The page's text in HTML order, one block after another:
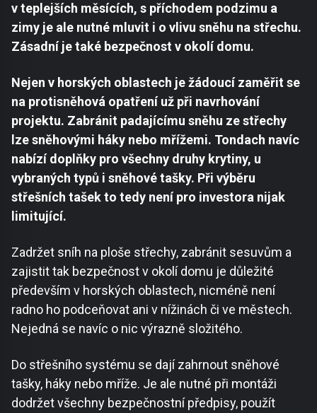
v teplejších měsících, s příchodem podzimu a
zimy je ale nutné mluvit i o vlivu sněhu na střechu.
Zásadní je také bezpečnost v okolí domu.
Nejen v horských oblastech je žádoucí zaměřit se
na protisněhová opatření už při navrhování
projektu. Zabránit padajícímu sněhu ze střechy
lze sněhovými háky nebo mřížemi. Tondach navíc
nabízí doplňky pro všechny druhy krytiny, u
vybraných typů i sněhové tašky. Při výběru
střešních tašek to tedy není pro investora nijak
limitující.
Zadržet sníh na ploše střechy, zabránit sesuvům a
zajistit tak bezpečnost v okolí domu je důležité
především v horských oblastech, nicméně není
radno ho podceňovat ani v nížinách či ve městech.
Nejedná se navíc o nic výrazně složitého.
Do střešního systému se dají zahrnout sněhové
tašky, háky nebo mříže. Je ale nutné při montáži
dodržet všechny bezpečnostní předpisy, použít